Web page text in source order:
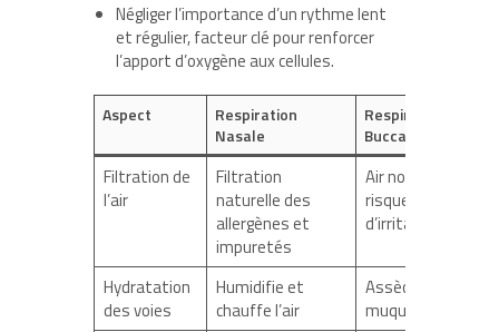
Négliger l’importance d’un rythme lent
et régulier, facteur clé pour renforcer
l’apport d’oxygène aux cellules.
Aspect
Respiration
Nasale
Respiration
Buccale
Filtration de
l’air
Filtration
naturelle des
allergènes et
impuretés
Air non filtré,
risques accrus
d’irritations
Hydratation
des voies
Humidifie et
chauffe l’air
Assèche les
muqueuses